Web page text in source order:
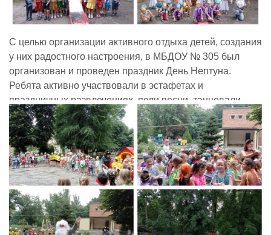
С целью организации активного отдыха детей, создания
у них радостного настроения, в МБДОУ № 305 был
организован и проведен праздник День Нептуна.
Ребята активно участвовали в эстафетах и
праздничных развлечениях, пели песни, танцевали.